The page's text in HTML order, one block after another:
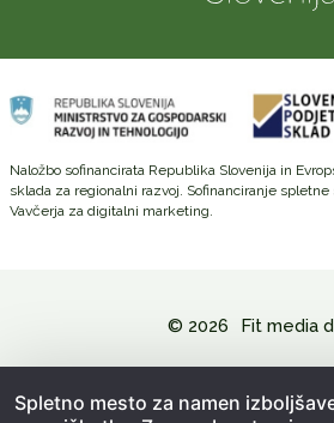
Naložbo sofinancirata Republika Slovenija in
sklada za regionalni razvoj. Sofinanciranje
Vavčerja za digitalni marketing.
© 2026 Fit media
Spletno mesto za namen